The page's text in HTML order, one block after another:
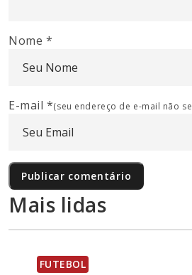
Nome *
E-mail *(seu endereço de e-mail não
Mais lidas
FUTEBOL